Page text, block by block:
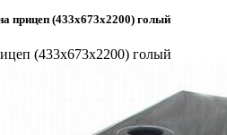
прицеп (433х673х2200) голый
(433х673х2200) голый